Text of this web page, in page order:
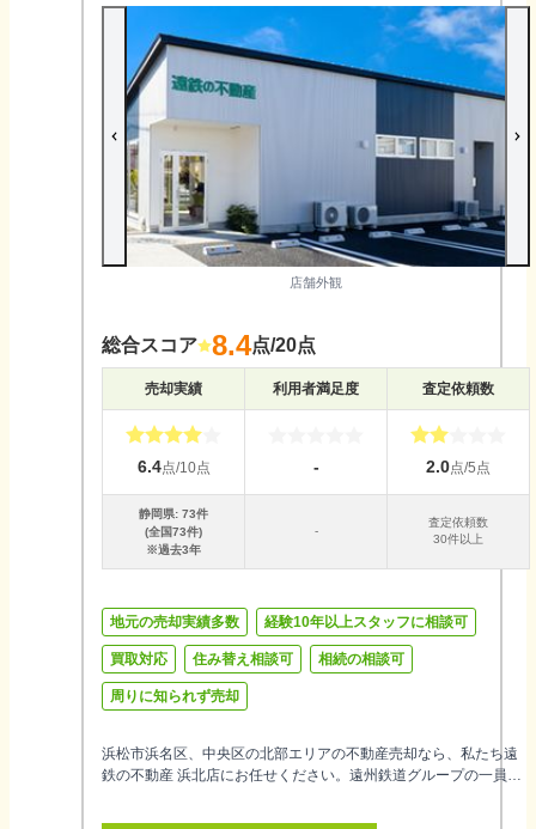
店舗外観
総合スコア 8.4点/20点
売却実績 利用者満足度 査定依頼数
6.4点/10点 - 2.0点/5点
静岡県: 73件
(全国73件)
※過去3年
-
査定依頼数
30件以上
地元の売却実績多数 経験10年以上スタッフに相談可
買取対応 住み替え相談可 相続の相談可
周りに知られず売却
浜松市浜名区、中央区の北部エリアの不動産売却なら、私たち遠
鉄の不動産 浜北店にお任せください。遠州鉄道グループの一員と